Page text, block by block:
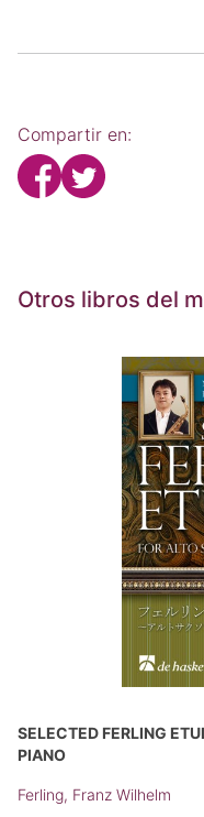
Compartir en:
Otros libros del
SELECTED FERLING
PIANO
Ferling, Franz Wilhelm